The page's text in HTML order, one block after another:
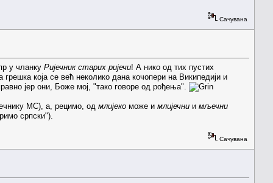
Сачувана
у чланку Ријечник старих ријечи! А нико од тих пустих
која се већ неколико дана кочопери на Википедији и
јер они, Боже мој, "тако говоре од рођења".
МС), а, рецимо, од млијеко може и млијечни и мљечни
српски").
Сачувана